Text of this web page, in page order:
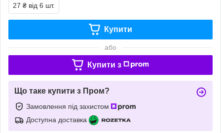
27 ₴ від 6 шт.
Купити
або
Купити з
Що таке купити з Пром?
Замовлення під захистом
Доступна доставка